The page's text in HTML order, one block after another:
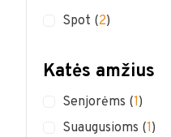
Spot (2)
Katės amžius
Senjorėms (1)
Suaugusioms (1)